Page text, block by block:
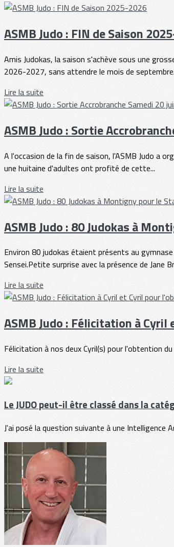
ASMB Judo : FIN de Saison
Amis Judokas, la saison s'achève sous une
2026-2027, sans attendre le mois de septembre.
Lire la suite
ASMB Judo : Sortie
A l'occasion de la fin de saison, l'ASMB Judo a
une huitaine d'adultes ont profité de cette...
Lire la suite
ASMB Judo : 80 Judokas à
Environ 80 judokas étaient présents au
Sensei.Petite surprise avec la présence de Jane
Lire la suite
ASMB Judo : Félicitation à
Félicitation à nos deux Cyril(s) pour l'obtention
Lire la suite
Le JUDO peut-il être classé dans la
J'ai posé la question suivante à une Intelligence